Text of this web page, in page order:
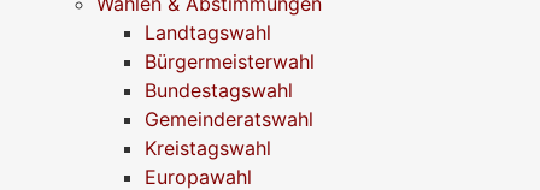
Landtagswahl
Bürgermeisterwahl
Bundestagswahl
Gemeinderatswahl
Kreistagswahl
Europawahl